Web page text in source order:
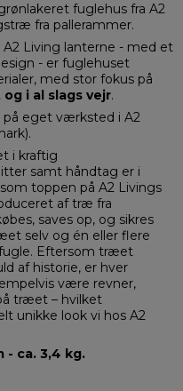
fuglehus fra A2
fra pallerammer.
Living lanterne - med et
- er fuglehuset
med stor fokus på
og i al slags vejr.
på eget værksted i A2
i kraftig
samt håndtag er i
toppen på A2 Livings
af træ fra
saves op, og sikres
selv og én eller flere
Eftersom træet
af historie, er hver
være revner,
træet – hvilket
unikke look vi hos A2
- ca. 3,4 kg.